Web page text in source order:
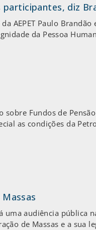
diz
AEPET Paulo
da Pessoa
Fundos de
as condições da
audiência pública
de Massas e a